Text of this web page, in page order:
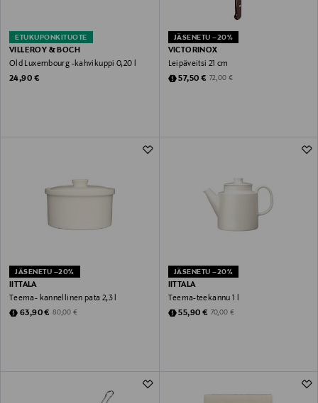
ETUKUPONKITUOTE
VILLEROY & BOCH
Old Luxembourg -kahvikuppi 0,20 l
Original Price
24,90 €
JÄSENETU –20%
VICTORINOX
Leipäveitsi 21 cm
Discounted Price
57,50 € Original Price
72,00 €
JÄSENETU –20%
IITTALA
Teema- kannellinen pata 2,3 l
Discounted Price
63,90 € Original Price
80,00 €
JÄSENETU –20%
IITTALA
Teema-teekannu 1 l
Discounted Price
55,90 € Original Price
70,00 €